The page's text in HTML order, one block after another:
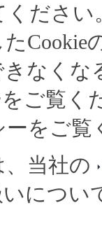
ださい
なくな
ご覧
をご覧
当社の
いについ